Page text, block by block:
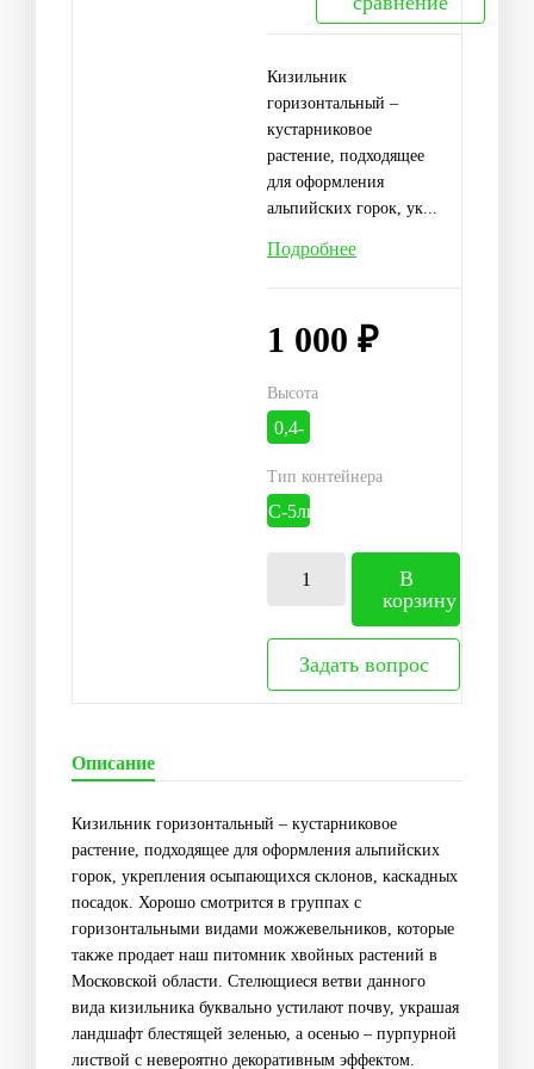
Кизильник
горизонтальный –
кустарниковое
растение, подходящее
для оформления
альпийских горок, ук...
Подробнее
1 000 ₽
Высота
0,4-
Тип контейнера
С-5литр
В
корзину
Задать вопрос
Описание
Кизильник горизонтальный – кустарниковое
растение, подходящее для оформления альпийских
горок, укрепления осыпающихся склонов, каскадных
посадок. Хорошо смотрится в группах с
горизонтальными видами можжевельников, которые
также продает наш питомник хвойных растений в
Московской области. Стелющиеся ветви данного
вида кизильника буквально устилают почву, украшая
ландшафт блестящей зеленью, а осенью – пурпурной
листвой с невероятно декоративным эффектом.